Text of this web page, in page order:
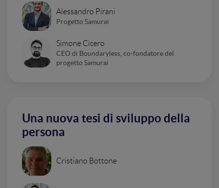
Alessandro Pirani
Progetto Samurai
Simone Cicero
CEO di Boundaryless, co-fondatore del
progetto Samurai
Una nuova tesi di sviluppo della
persona
Cristiano Bottone